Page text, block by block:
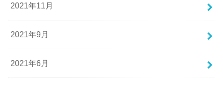
2021年11月
2021年9月
2021年6月